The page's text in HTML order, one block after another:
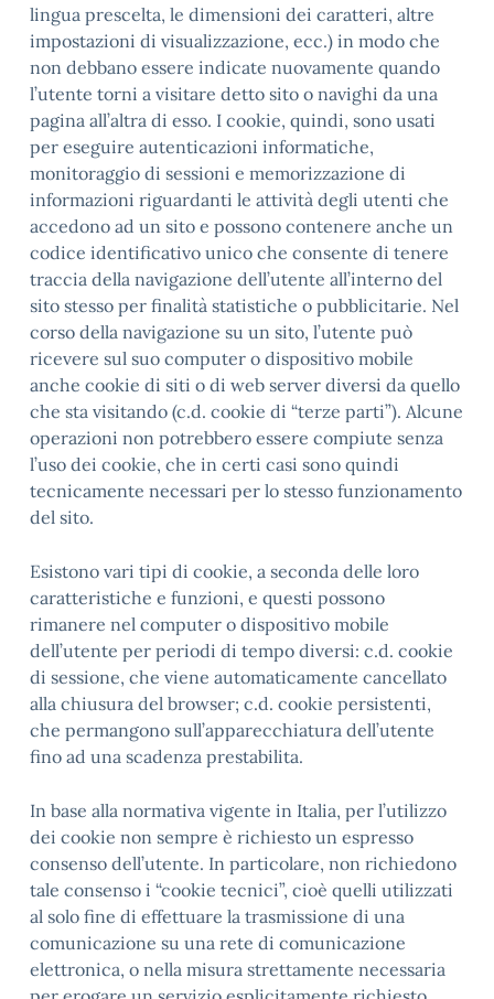
lingua prescelta, le dimensioni dei caratteri, altre
impostazioni di visualizzazione, ecc.) in modo che
non debbano essere indicate nuovamente quando
l’utente torni a visitare detto sito o navighi da una
pagina all’altra di esso. I cookie, quindi, sono usati
per eseguire autenticazioni informatiche,
monitoraggio di sessioni e memorizzazione di
informazioni riguardanti le attività degli utenti che
accedono ad un sito e possono contenere anche un
codice identificativo unico che consente di tenere
traccia della navigazione dell’utente all’interno del
sito stesso per finalità statistiche o pubblicitarie. Nel
corso della navigazione su un sito, l’utente può
ricevere sul suo computer o dispositivo mobile
anche cookie di siti o di web server diversi da quello
che sta visitando (c.d. cookie di “terze parti”). Alcune
operazioni non potrebbero essere compiute senza
l’uso dei cookie, che in certi casi sono quindi
tecnicamente necessari per lo stesso funzionamento
del sito.
Esistono vari tipi di cookie, a seconda delle loro
caratteristiche e funzioni, e questi possono
rimanere nel computer o dispositivo mobile
dell’utente per periodi di tempo diversi: c.d. cookie
di sessione, che viene automaticamente cancellato
alla chiusura del browser; c.d. cookie persistenti,
che permangono sull’apparecchiatura dell’utente
fino ad una scadenza prestabilita.
In base alla normativa vigente in Italia, per l’utilizzo
dei cookie non sempre è richiesto un espresso
consenso dell’utente. In particolare, non richiedono
tale consenso i “cookie tecnici”, cioè quelli utilizzati
al solo fine di effettuare la trasmissione di una
comunicazione su una rete di comunicazione
elettronica, o nella misura strettamente necessaria